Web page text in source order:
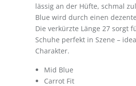
lässig an der Hüfte, schmal
Blue wird durch einen
Die verkürzte Länge 27 sorgt
Schuhe perfekt in Szene –
Charakter.
Mid Blue
Carrot Fit